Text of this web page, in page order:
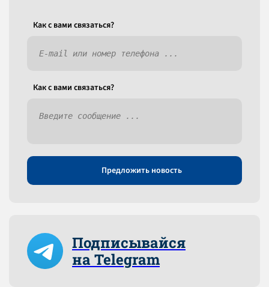
Как c вами связаться?
Как c вами связаться?
Предложить новость
Подписывайся
на Telegram